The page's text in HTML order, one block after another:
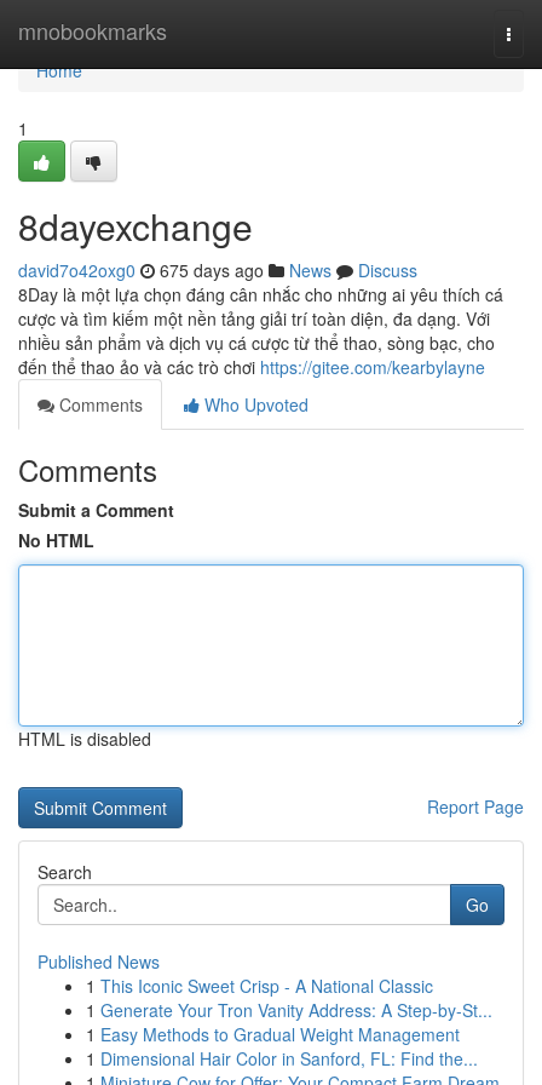
mnobookmarks
Home
Home
1
8dayexchange
david7o42oxg0 675 days ago News
Discuss
8Day là một lựa chọn đáng cân nhắc cho những ai yêu thích cá
cược và tìm kiếm một nền tảng giải trí toàn diện, đa dạng. Với
nhiều sản phẩm và dịch vụ cá cược từ thể thao, sòng bạc, cho
đến thể thao ảo và các trò chơi https://gitee.com/kearbylayne
Comments
Who Upvoted
Comments
Submit a Comment
No HTML
HTML is disabled
Report Page
Search
Go
Published News
1 This Iconic Sweet Crisp - A National Classic
1 Generate Your Tron Vanity Address: A Step-by-St...
1 Easy Methods to Gradual Weight Management
1 Dimensional Hair Color in Sanford, FL: Find the...